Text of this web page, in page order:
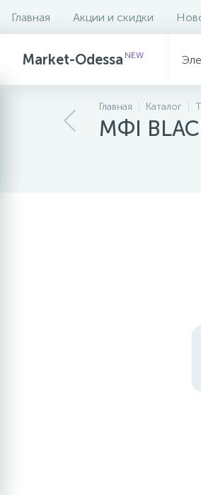
Главная Акции и скидки
Market-Odessa NEW
Главная Каталог
МФІ
Описание